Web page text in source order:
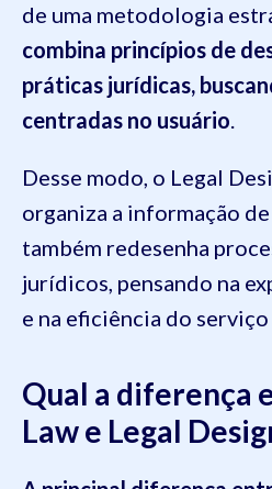
de uma metodologia
combina princípios de
práticas jurídicas,
centradas no usuário.
Desse modo, o Legal
organiza a informação
também redesenha
jurídicos, pensando na
e na eficiência do
Qual a diferença
Law e Legal